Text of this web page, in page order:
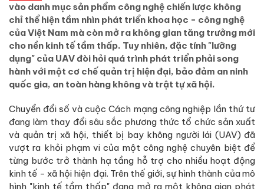
vào danh mục sản phẩm công nghệ chiến lược không
chỉ thể hiện tầm nhìn phát triển khoa học - công nghệ
của Việt Nam mà còn mở ra không gian tăng trưởng mới
cho nền kinh tế tầm thấp. Tuy nhiên, đặc tính "lưỡng
dụng" của UAV đòi hỏi quá trình phát triển phải song
hành với một cơ chế quản trị hiện đại, bảo đảm an ninh
quốc gia, an toàn hàng không và trật tự xã hội.
Chuyển đổi số và cuộc Cách mạng công nghiệp lần thứ tư
đang làm thay đổi sâu sắc phương thức tổ chức sản xuất
và quản trị xã hội, thiết bị bay không người lái (UAV) đã
vượt ra khỏi phạm vi của một công nghệ chuyên biệt để
từng bước trở thành hạ tầng hỗ trợ cho nhiều hoạt động
kinh tế - xã hội hiện đại. Trên thế giới, sự hình thành của mô
hình "kinh tế tầm thấp" đang mở ra một không gian phát